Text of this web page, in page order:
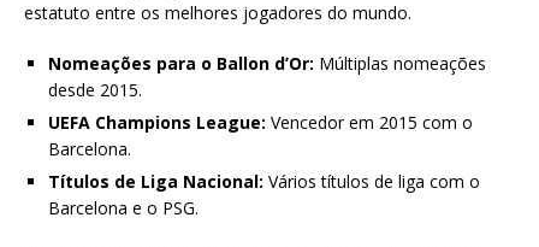
estatuto entre os melhores jogadores do mundo.
Nomeações para o Ballon d’Or: Múltiplas nomeações
desde 2015.
UEFA Champions League: Vencedor em 2015 com o
Barcelona.
Títulos de Liga Nacional: Vários títulos de liga com o
Barcelona e o PSG.